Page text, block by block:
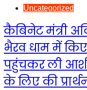
Uncategorized
कैबिनेट मंत्री
भैरव धाम में
पहुंचकर ली
के लिए की